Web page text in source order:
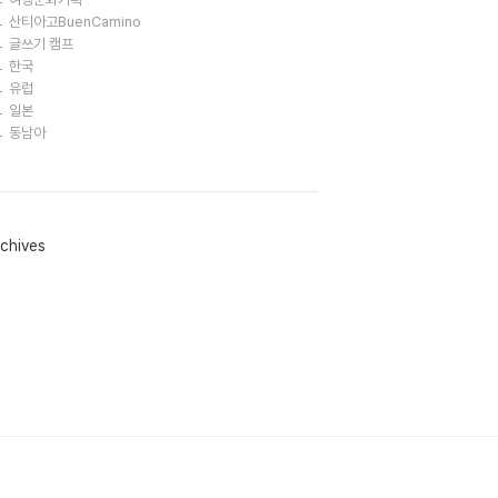
산티아고BuenCamino
글쓰기 캠프
한국
유럽
일본
동남아